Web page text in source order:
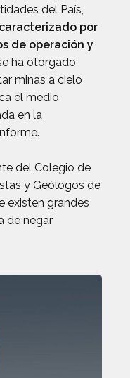
del País,
por
de operación y
ha otorgado
minas a cielo
el medio
en la
del Colegio de
y Geólogos de
existen grandes
de negar